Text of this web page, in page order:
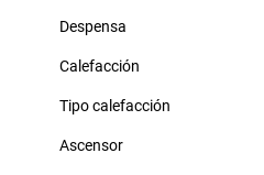
Despensa
Calefacción
Tipo calefacción
Ascensor